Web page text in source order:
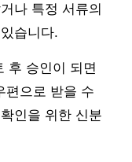
나 특정 서류의
습니다.
후 승인이 되면
편으로 받을 수
인을 위한 신분